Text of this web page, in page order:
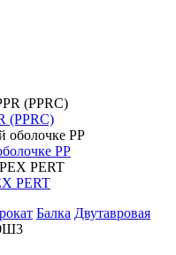
(PPRC)
PP
PERT
Балка Двутавровая